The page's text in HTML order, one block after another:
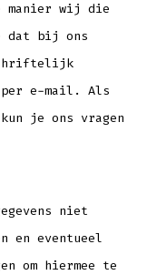
manier wij die
dat bij ons
per e-mail. Als
je ons vragen
niet
en eventueel
om hiermee te